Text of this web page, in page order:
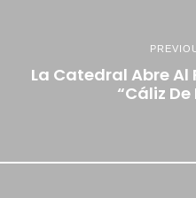
La Catedral Abre Al
“Cáliz